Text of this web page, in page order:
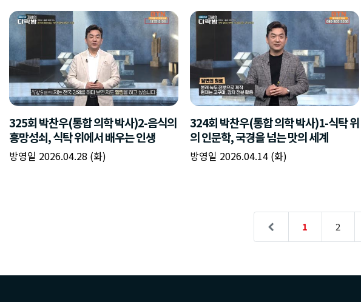
325회 박찬우(통합 의학 박사)2-음식의
흥망성쇠, 식탁 위에서 배우는 인생
방영일 2026.04.28 (화)
324회 박찬우(통합 의학 박사)1-식탁 위
의 인문학, 국경을 넘는 맛의 세계
방영일 2026.04.14 (화)
1 2